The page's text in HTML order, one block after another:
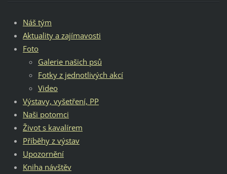
Náš tým
Aktuality a zajímavosti
Foto
Galerie našich psů
Fotky z jednotlivých akcí
Video
Výstavy, vyšetření, PP
Naši potomci
Život s kavalírem
Příběhy z výstav
Upozornění
Kniha návštěv